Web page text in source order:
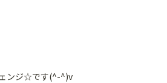
ンジ☆です(^-^)v